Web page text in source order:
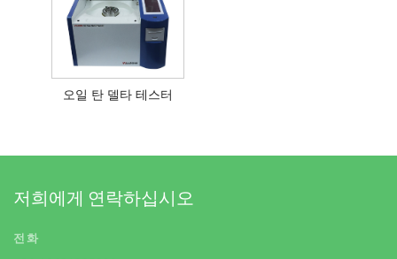
오일 탄 델타 테스터
저희에게 연락하십시오
전화